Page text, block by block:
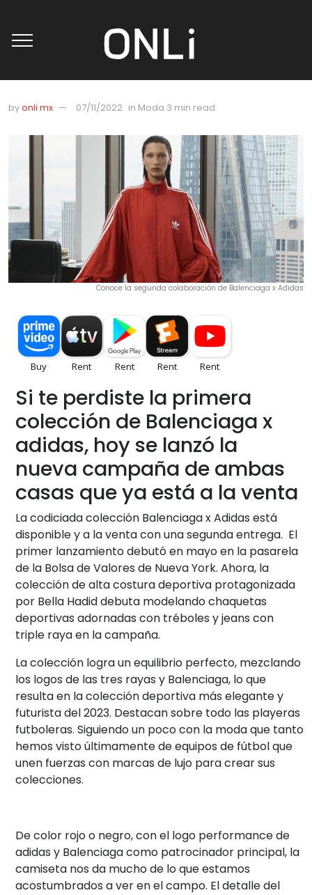
byonli mx 07/11/2022 in Moda 3 min read
Conoce la segunda colaboración de Balenciaga x Adidas
Si te perdiste la primera
colección de Balenciaga x
adidas, hoy se lanzó la
nueva campaña de ambas
casas que ya está a la venta
La codiciada colección Balenciaga x Adidas está
disponible y a la venta con una segunda entrega. El
primer lanzamiento debutó en mayo en la pasarela
de la Bolsa de Valores de Nueva York. Ahora, la
colección de alta costura deportiva protagonizada
por Bella Hadid debuta modelando chaquetas
deportivas adornadas con tréboles y jeans con
triple raya en la campaña.
La colección logra un equilibrio perfecto, mezclando
los logos de las tres rayas y Balenciaga, lo que
resulta en la colección deportiva más elegante y
futurista del 2023. Destacan sobre todo las playeras
futboleras. Siguiendo un poco con la moda que tanto
hemos visto últimamente de equipos de fútbol que
unen fuerzas con marcas de lujo para crear sus
colecciones.
De color rojo o negro, con el logo performance de
adidas y Balenciaga como patrocinador principal, la
camiseta nos da mucho de lo que estamos
acostumbrados a ver en el campo. El detalle del